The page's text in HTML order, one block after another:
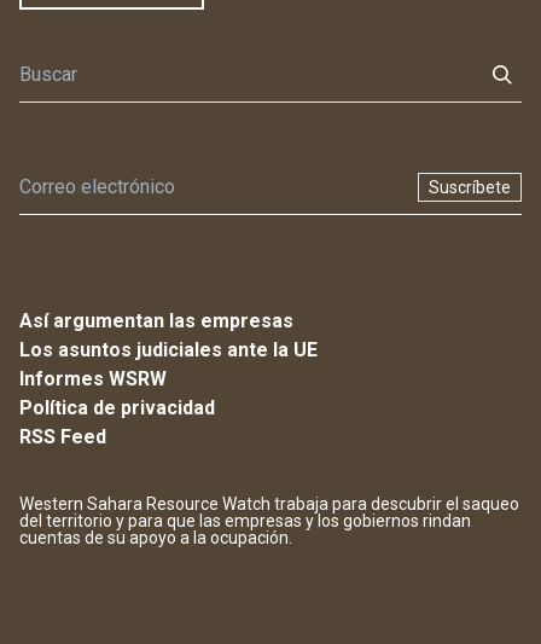
Suscríbete
Así argumentan las empresas
Los asuntos judiciales ante la UE
Informes WSRW
Política de privacidad
RSS Feed
Western Sahara Resource Watch trabaja para descubrir el saqueo
del territorio y para que las empresas y los gobiernos rindan
cuentas de su apoyo a la ocupación.